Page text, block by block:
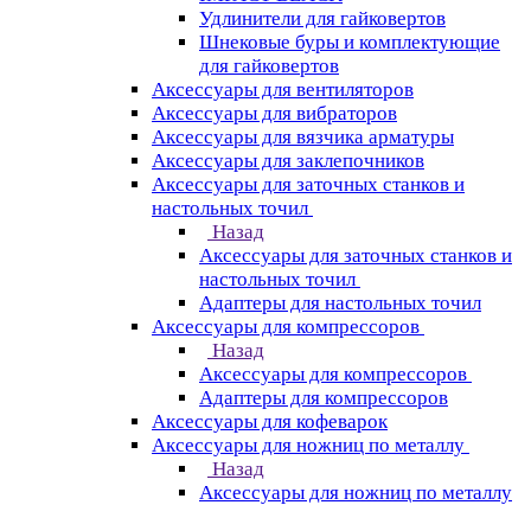
Удлинители для гайковертов
Шнековые буры и комплектующие
для гайковертов
Аксессуары для вентиляторов
Аксессуары для вибраторов
Аксессуары для вязчика арматуры
Аксессуары для заклепочников
Аксессуары для заточных станков и
настольных точил
Назад
Аксессуары для заточных станков и
настольных точил
Адаптеры для настольных точил
Аксессуары для компрессоров
Назад
Аксессуары для компрессоров
Адаптеры для компрессоров
Аксессуары для кофеварок
Аксессуары для ножниц по металлу
Назад
Аксессуары для ножниц по металлу